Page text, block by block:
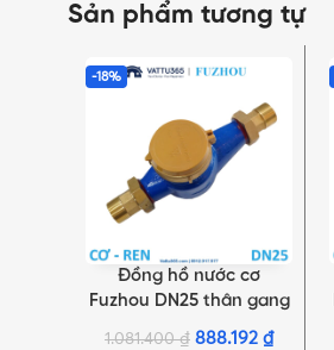
Sản phẩm tương tự
-18%
THÊM VÀO GIỎ HÀNG
Đồng hồ nước cơ
Fuzhou DN25 thân gang
| Chính hãng
1.081.400₫ 888.192 ₫